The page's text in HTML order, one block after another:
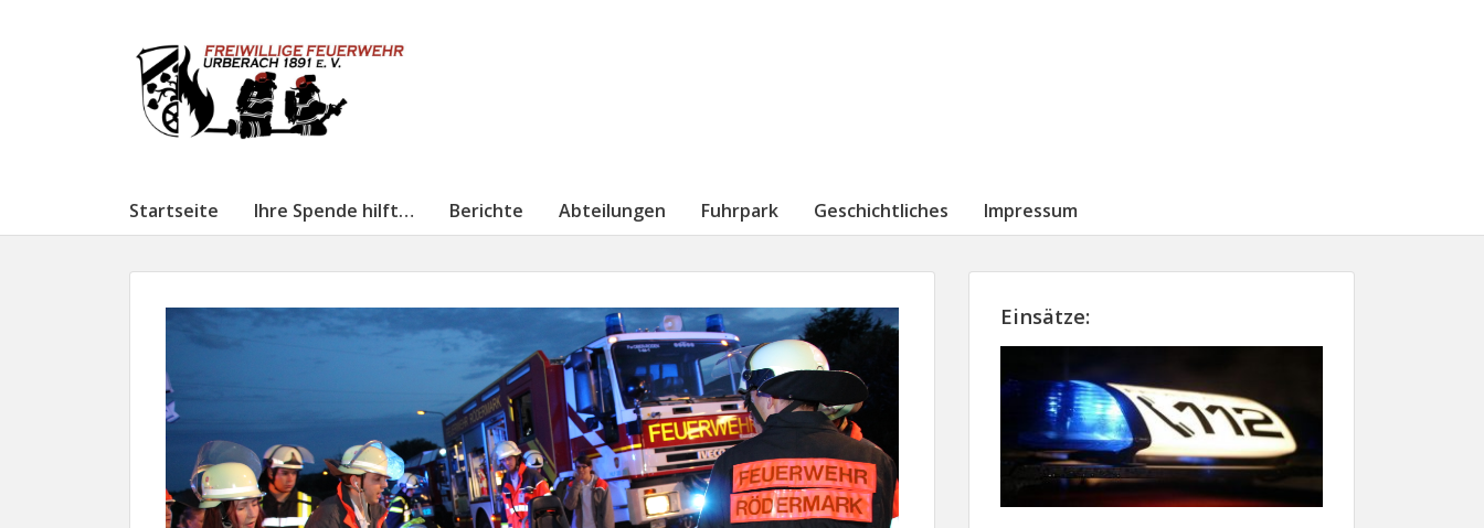
Startseite Ihre Spende hilft… Berichte Abteilungen Fuhrpark Geschichtliches Impressum
Einsätze: